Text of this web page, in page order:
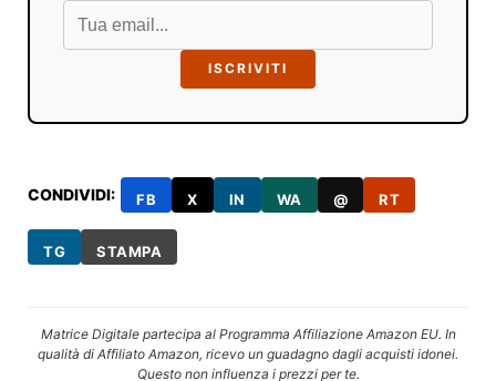
ISCRIVITI
CONDIVIDI: FB X IN WA @ RT
TG STAMPA
Matrice Digitale partecipa al Programma Affiliazione Amazon EU. In
qualità di Affiliato Amazon, ricevo un guadagno dagli acquisti idonei.
Questo non influenza i prezzi per te.